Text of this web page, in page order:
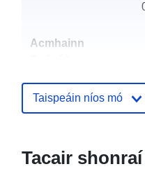
Acmhainn
Aitheantóirí:
Taispeáin níos mó
Tacair